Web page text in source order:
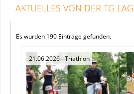
AKTUELLES VON DER TG
Es wurden 190 Einträge gefunden.
21.06.2026- Triathlon